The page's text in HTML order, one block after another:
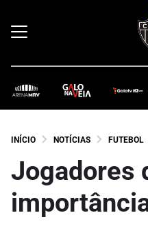
INÍCIO NOTÍCIAS FUTEBOL
Jogadores